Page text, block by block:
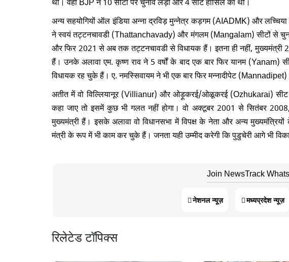
अन्य सहयोगियों ऑल इंडिया अन्ना द्रविड़ मुन्नेत्र कड़गम (AIADMK) और
ने स्वयं तट्टनचावडी (Thattanchavady) और मंगलम (Mangalam) सीटों से
और फिर 2021 से अब तक तट्टनचावडी से विधायक हैं। इतना ही नहीं,
हैं। उनके अलावा एम. कृष्ण राव ने 5 वर्षों के बाद एक बार फिर यानम
विधायक रह चुके हैं। ए. नमस्सिवायम ने भी एक बार फिर मन्नादीपेट
अतीत में वो विल्लियानूर (Villianur) और ओड़ूकरई/ओळूकरई (Ozhukarai) सीट
कहा जाए तो इसमें कुछ भी गलत नहीं होगा। वो अक्टूबर 2001 से सितंबर
मुख्यमंत्री हैं। इसके अलावा वो विधानसभा में विपक्ष के नेता और अन्य
मंत्री के रूप में भी काम कर चुके हैं। जनता यही उम्मीद करेगी कि पुडुचेरी आगे भी
Join NewsTrack
नेशनल न्यूज़ मध्यप्रदेश न्यूज़
रिलेटेड टॉपिक्स